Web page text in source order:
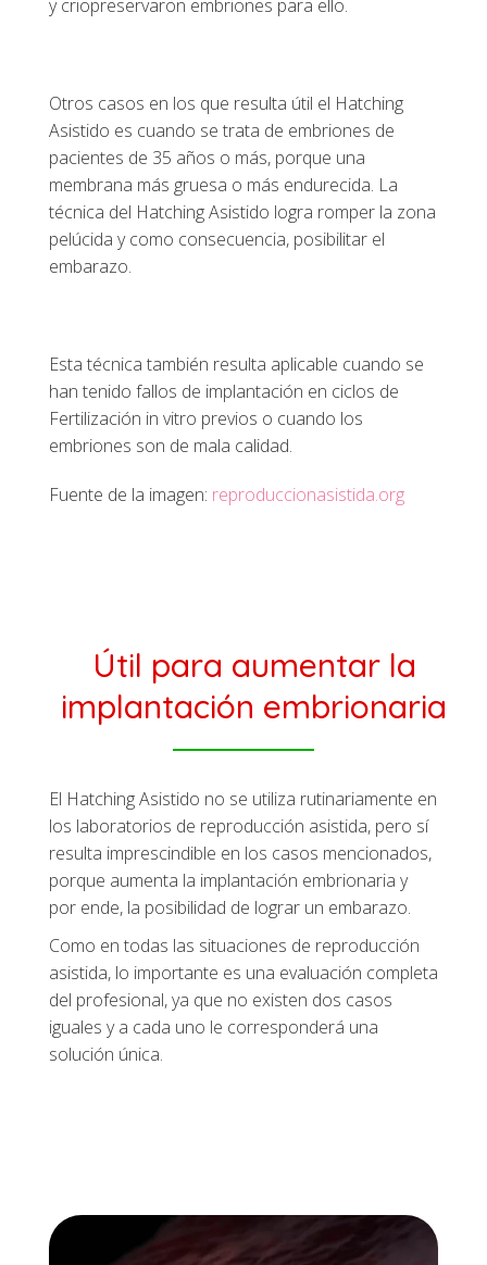
y criopreservaron embriones para ello.
Otros casos en los que resulta útil el Hatching
Asistido es cuando se trata de embriones de
pacientes de 35 años o más, porque una
membrana más gruesa o más endurecida. La
técnica del Hatching Asistido logra romper la zona
pelúcida y como consecuencia, posibilitar el
embarazo.
Esta técnica también resulta aplicable cuando se
han tenido fallos de implantación en ciclos de
Fertilización in vitro previos o cuando los
embriones son de mala calidad.
Fuente de la imagen: reproduccionasistida.org
Útil para aumentar la
implantación embrionaria
El Hatching Asistido no se utiliza rutinariamente en
los laboratorios de reproducción asistida, pero sí
resulta imprescindible en los casos mencionados,
porque aumenta la implantación embrionaria y
por ende, la posibilidad de lograr un embarazo.
Como en todas las situaciones de reproducción
asistida, lo importante es una evaluación completa
del profesional, ya que no existen dos casos
iguales y a cada uno le corresponderá una
solución única.